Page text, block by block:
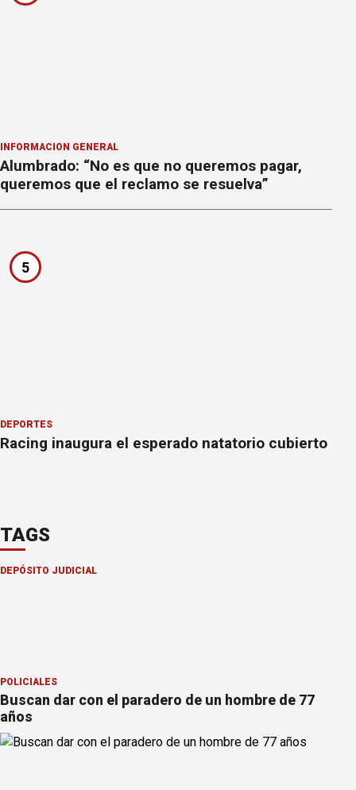
INFORMACION GENERAL
Alumbrado: “No es que no queremos pagar,
queremos que el reclamo se resuelva”
5
DEPORTES
Racing inaugura el esperado natatorio cubierto
TAGS
DEPÓSITO JUDICIAL
POLICIALES
Buscan dar con el paradero de un hombre de 77
años